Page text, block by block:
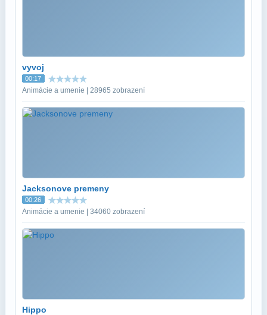
vyvoj
00:17
Animácie a umenie | 28965 zobrazení
Jacksonove premeny
00:26
Animácie a umenie | 34060 zobrazení
Hippo